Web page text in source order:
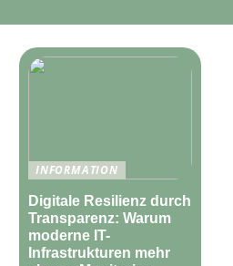
INFORMATION
Digitale Resilienz durch
Transparenz: Warum
moderne IT-
Infrastrukturen mehr